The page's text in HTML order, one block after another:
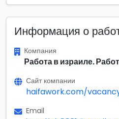
Информация о
Компания
Работа в израиле.
Сайт компании
haifawork.com/
Email